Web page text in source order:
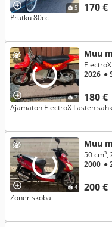
5 170 €
Prutku 80cc
7
Muu
180 €
2026 ●
Ajamaton ElectroX Lasten
4
Muu
200 €
50 cm³,
2000 ●
Zoner skoba